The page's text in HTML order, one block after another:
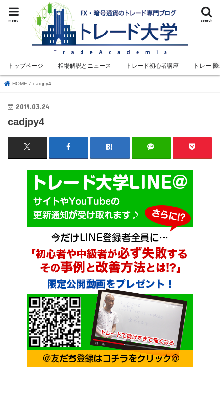
search
menu
トップページ 相場解説とニュース トレード初心者講座 トレード
HOME cadjpy4
2019.03.24
cadjpy4